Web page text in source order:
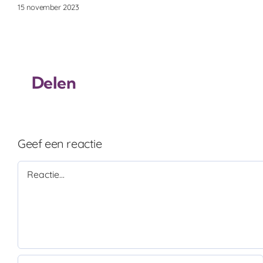
15 november 2023
Delen
Geef een reactie
Reactie